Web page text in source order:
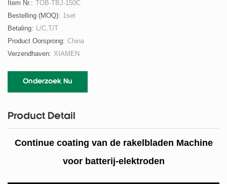
Item Nr.: TOB-TBJ-150C
Bestelling (MOQ): 1set
Betaling: L/C,T/T
Product Oorsprong: China
Verzendhaven: XIAMEN
Onderzoek Nu
Product Detail
Continue coating van de rakelbladen Machine
voor batterij-elektroden